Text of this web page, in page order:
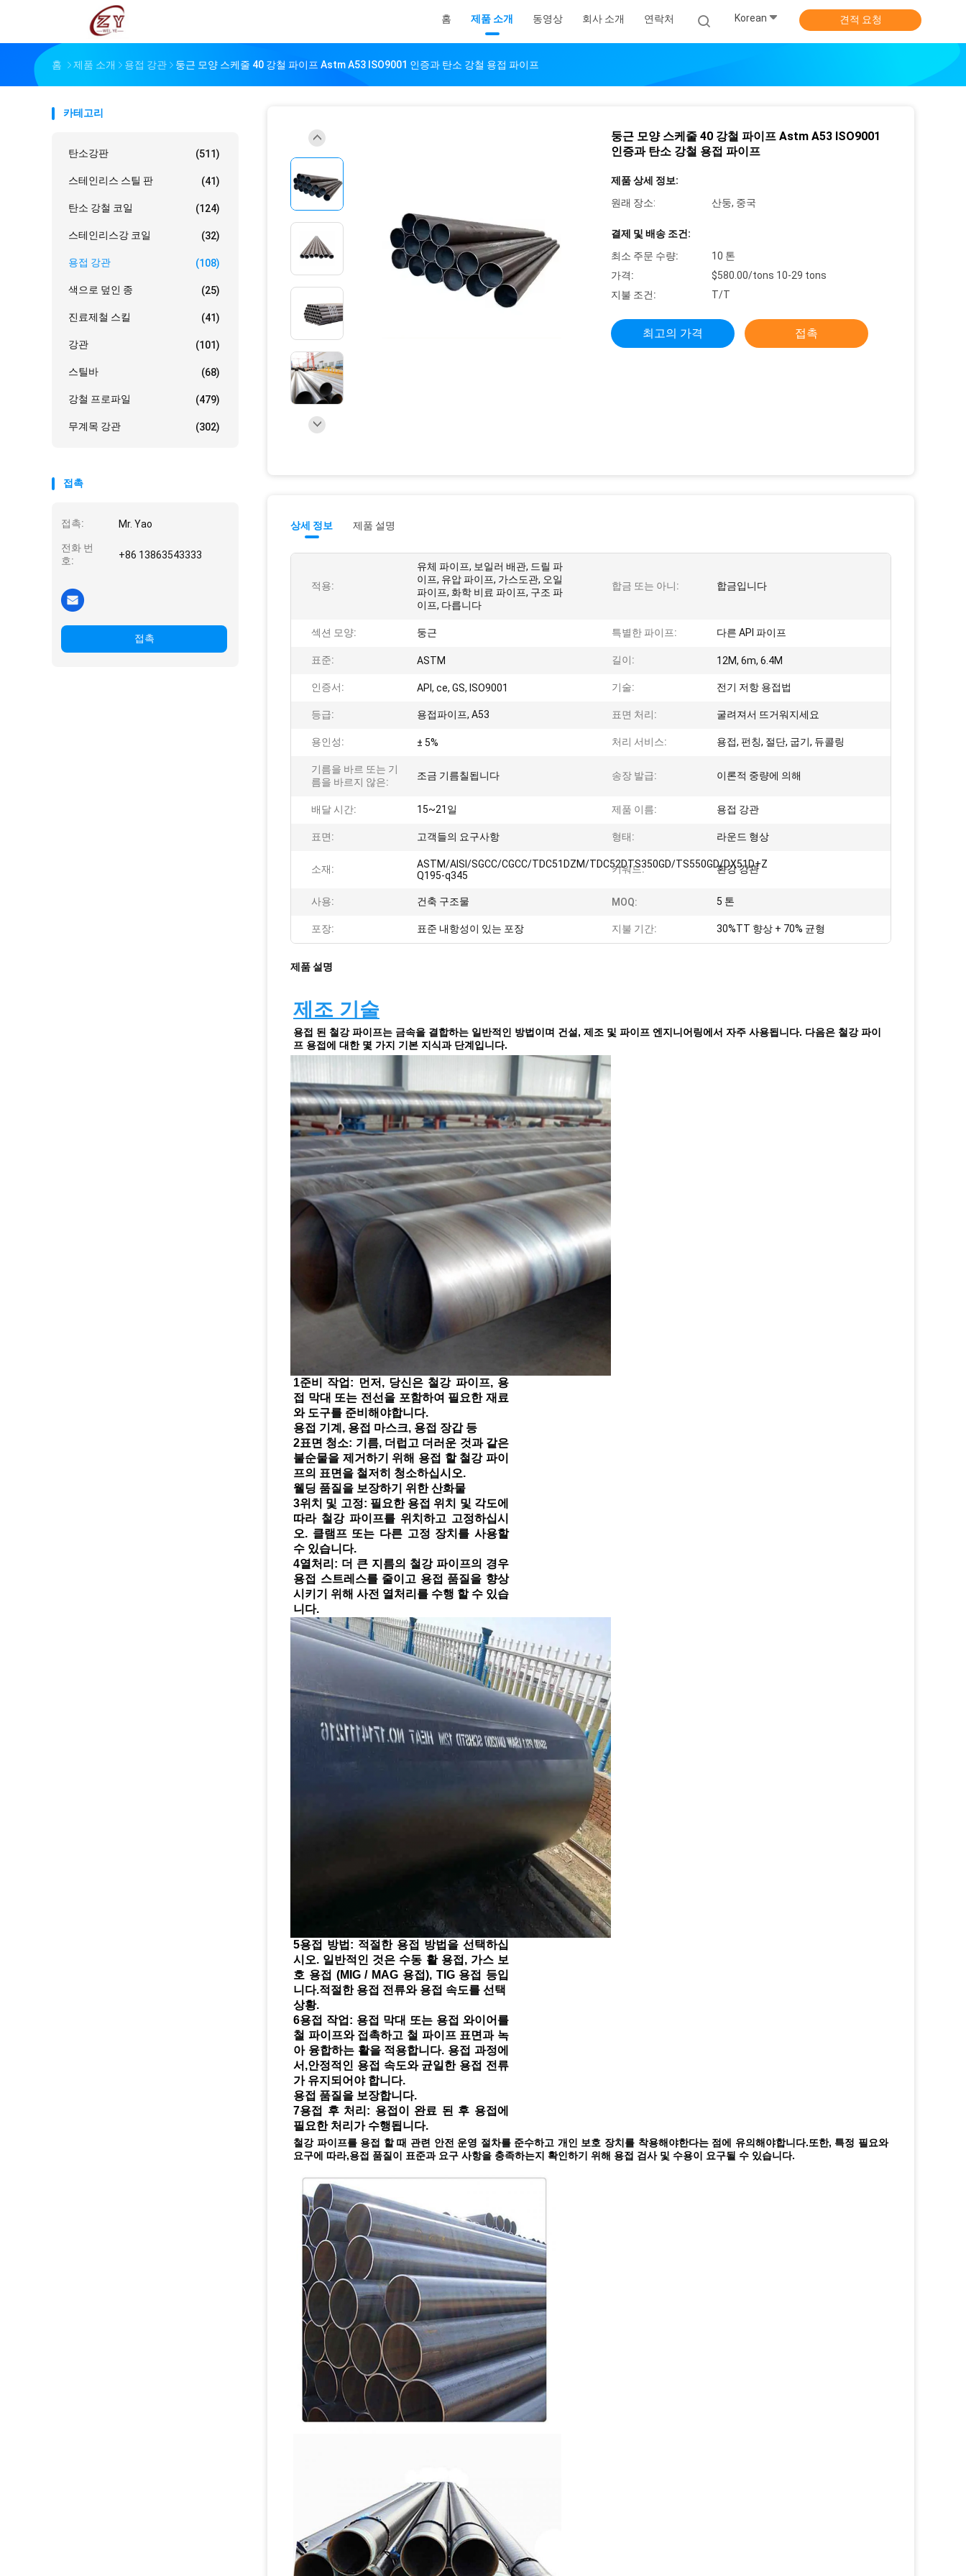
홈 제품 소개 동영상 회사 소개 연락처 Korean 견적 요청
홈 제품 소개 용접 강관 둥근 모양 스케줄 40 강철 파이프 Astm A53 ISO9001 인증과 탄소 강철 용접 파이프
카테고리
탄소강판 (511)
스테인리스 스틸 판 (41)
탄소 강철 코일 (124)
스테인리스강 코일 (32)
용접 강관 (108)
색으로 덮인 종 (25)
진료제철 스킬 (41)
강관 (101)
스틸바 (68)
강철 프로파일 (479)
무계목 강관 (302)
접촉
접촉: Mr. Yao
전화 번
호:
+86 13863543333
접촉
둥근 모양 스케줄 40 강철 파이프 Astm A53 ISO9001
인증과 탄소 강철 용접 파이프
제품 상세 정보:
원래 장소:
산둥, 중국
결제 및 배송 조건:
최소 주문 수량:
10 톤
가격:
$580.00/tons 10-29 tons
지불 조건:
T/T
최고의 가격 접촉
상세 정보 제품 설명
적용:
유체 파이프, 보일러 배관, 드릴 파
이프, 유압 파이프, 가스도관, 오일
파이프, 화학 비료 파이프, 구조 파
이프, 다릅니다
합금 또는 아니: 합금입니다
섹션 모양: 둥근 특별한 파이프: 다른 API 파이프
표준: ASTM 길이: 12M, 6m, 6.4M
인증서: API, ce, GS, ISO9001 기술: 전기 저항 용접법
등급: 용접파이프, A53 표면 처리: 굴려져서 뜨거워지세요
용인성: ± 5% 처리 서비스: 용접, 펀칭, 절단, 굽기, 듀콜링
기름을 바르 또는 기
름을 바르지 않은:
조금 기름칠됩니다 송장 발급: 이론적 중량에 의해
배달 시간: 15~21일 제품 이름: 용접 강관
표면: 고객들의 요구사항 형태: 라운드 형상
소재:
ASTM/AISI/SGCC/CGCC/TDC51DZM/TDC52DTS350GD/TS550GD/DX51D+Z
Q195-q345
키워드: 환강 강관
사용: 건축 구조물 MOQ: 5 톤
포장: 표준 내항성이 있는 포장 지불 기간: 30%TT 향상 + 70% 균형
제품 설명
제조 기술
용접 된 철강 파이프는 금속을 결합하는 일반적인 방법이며 건설, 제조 및 파이프 엔지니어링에서 자주 사용됩니다. 다음은 철강 파이
프 용접에 대한 몇 가지 기본 지식과 단계입니다.
1준비 작업: 먼저, 당신은 철강 파이프, 용
접 막대 또는 전선을 포함하여 필요한 재료
와 도구를 준비해야합니다.
용접 기계, 용접 마스크, 용접 장갑 등
2표면 청소: 기름, 더럽고 더러운 것과 같은
불순물을 제거하기 위해 용접 할 철강 파이
프의 표면을 철저히 청소하십시오.
웰딩 품질을 보장하기 위한 산화물
3위치 및 고정: 필요한 용접 위치 및 각도에
따라 철강 파이프를 위치하고 고정하십시
오. 클램프 또는 다른 고정 장치를 사용할
수 있습니다.
4열처리: 더 큰 지름의 철강 파이프의 경우
용접 스트레스를 줄이고 용접 품질을 향상
시키기 위해 사전 열처리를 수행 할 수 있습
니다.
5용접 방법: 적절한 용접 방법을 선택하십
시오. 일반적인 것은 수동 활 용접, 가스 보
호 용접 (MIG / MAG 용접), TIG 용접 등입
니다.적절한 용접 전류와 용접 속도를 선택
상황.
6용접 작업: 용접 막대 또는 용접 와이어를
철 파이프와 접촉하고 철 파이프 표면과 녹
아 융합하는 활을 적용합니다. 용접 과정에
서,안정적인 용접 속도와 균일한 용접 전류
가 유지되어야 합니다.
용접 품질을 보장합니다.
7용접 후 처리: 용접이 완료 된 후 용접에
필요한 처리가 수행됩니다.
철강 파이프를 용접 할 때 관련 안전 운영 절차를 준수하고 개인 보호 장치를 착용해야한다는 점에 유의해야합니다.또한, 특정 필요와
요구에 따라,용접 품질이 표준과 요구 사항을 충족하는지 확인하기 위해 용접 검사 및 수용이 요구될 수 있습니다.